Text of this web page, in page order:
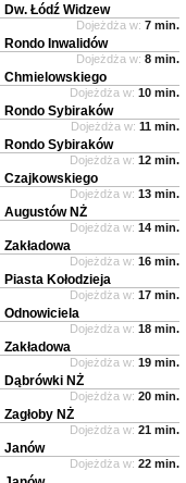
Dw. Łódź Widzew
Dojeżdża w: 7 min.
Rondo Inwalidów
Dojeżdża w: 8 min.
Chmielowskiego
Dojeżdża w: 10 min.
Rondo Sybiraków
Dojeżdża w: 11 min.
Rondo Sybiraków
Dojeżdża w: 12 min.
Czajkowskiego
Dojeżdża w: 13 min.
Augustów NŻ
Dojeżdża w: 14 min.
Zakładowa
Dojeżdża w: 16 min.
Piasta Kołodzieja
Dojeżdża w: 17 min.
Odnowiciela
Dojeżdża w: 18 min.
Zakładowa
Dojeżdża w: 19 min.
Dąbrówki NŻ
Dojeżdża w: 20 min.
Zagłoby NŻ
Dojeżdża w: 21 min.
Janów
Dojeżdża w: 22 min.